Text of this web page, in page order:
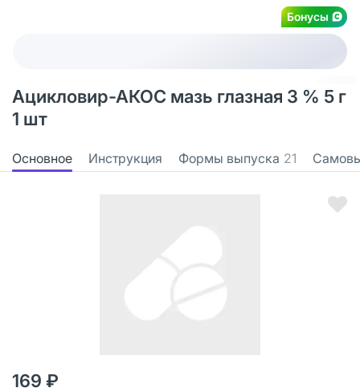
Бонусы
Ацикловир-АКОС мазь глазная 3 % 5 г
1 шт
Основное Инструкция Формы выпуска 21
169 ₽